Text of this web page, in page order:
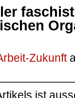
Zukunft
ist